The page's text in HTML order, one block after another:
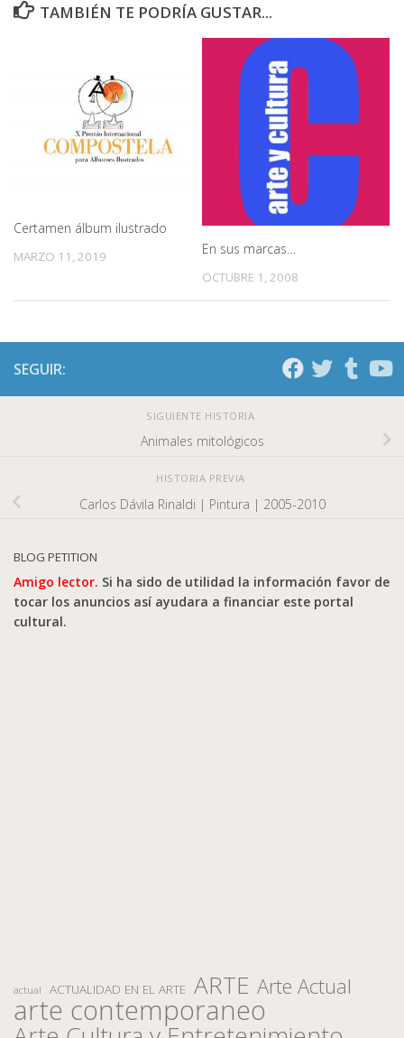
TAMBIÉN TE PODRÍA GUSTAR...
Certamen álbum ilustrado
MARZO 11, 2019 En sus marcas…
OCTUBRE 1, 2008
SEGUIR:
SIGUIENTE HISTORIA
Animales mitológicos
HISTORIA PREVIA
Carlos Dávila Rinaldi | Pintura | 2005-2010
BLOG PETITION
Amigo lector. Si ha sido de utilidad la información favor de
tocar los anuncios así ayudara a financiar este portal
cultural.
actual ACTUALIDAD EN EL ARTE ARTE Arte Actual
arte contemporaneo